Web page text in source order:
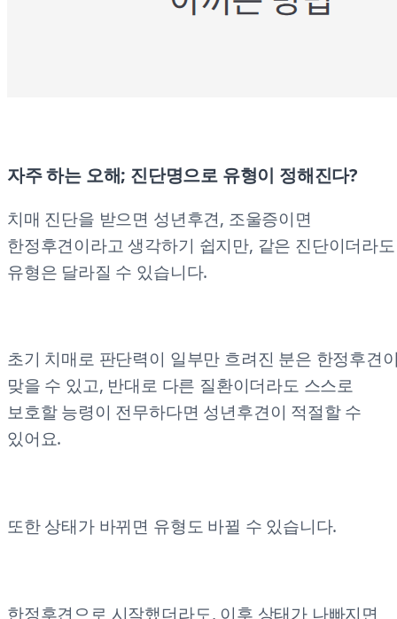
자주 하는 오해; 진단명으로 유형이 정해진다?
치매 진단을 받으면 성년후견, 조울증이면
한정후견이라고 생각하기 쉽지만, 같은 진단이더라도
유형은 달라질 수 있습니다.
초기 치매로 판단력이 일부만 흐려진 분은 한정후견
맞을 수 있고, 반대로 다른 질환이더라도 스스로
보호할 능령이 전무하다면 성년후견이 적절할 수
있어요.
또한 상태가 바뀌면 유형도 바뀔 수 있습니다.
한정후견으로 시작했더라도, 이후 상태가 나빠지면